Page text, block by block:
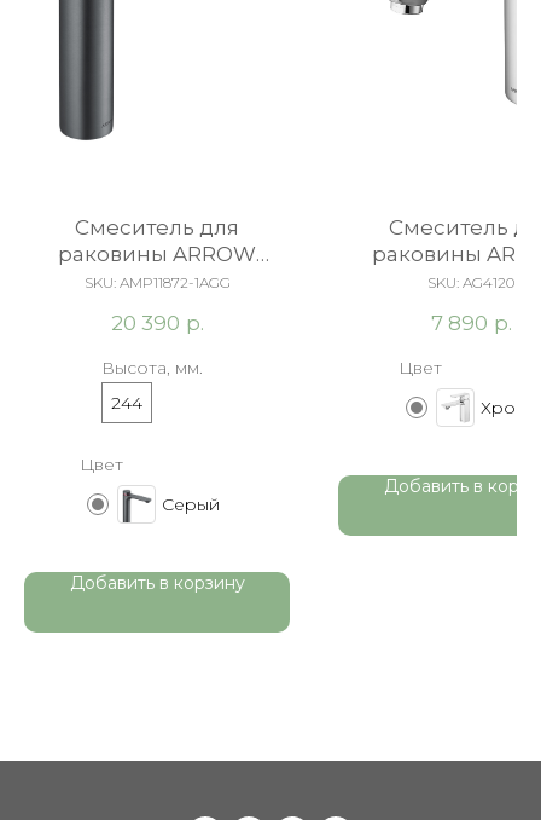
Cмеситель для
раковины ARROW
AMP11872-1AGG серый
SKU: AMP11872-1AGG
20 390 р.
Высота, мм.
244
Цвет
Серый
Добавить в корзину
Смеситель
раковины
AG4120 хром
SKU: AG4120
7 890 р.
Цвет
Хром
Добавить в